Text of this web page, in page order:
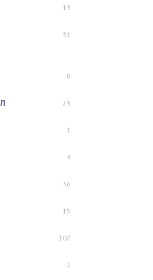
13
31
8
29
1
4
36
15
102
2